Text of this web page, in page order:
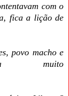
com o
fica a lição de
povo macho e
muito